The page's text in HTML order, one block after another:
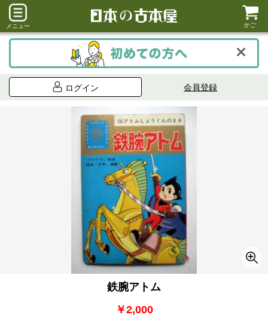
メニュー かご
ログイン 会員登録
鉄腕アトム
￥2,000